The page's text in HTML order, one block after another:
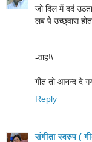
जो दिल में दर्द
लब पे उच्छ्वास
-वाह!\
गीत तो आनन्द दे
Reply
संगीता स्वरुप (